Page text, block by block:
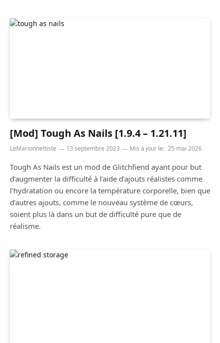
[Mod] Tough As Nails [1.9.4 – 1.21.11]
LeMarionnettiste 13 septembre 2023 Mis à jour le: 25 mai 2026
Tough As Nails est un mod de Glitchfiend ayant pour but
d’augmenter la difficulté à l’aide d’ajouts réalistes comme
l’hydratation ou encore la température corporelle, bien que
d’autres ajouts, comme le nouveau système de cœurs,
soient plus là dans un but de difficulté pure que de
réalisme.